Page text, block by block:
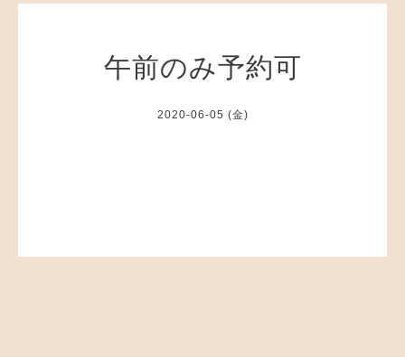
午前のみ予約可
2020-06-05 (金)